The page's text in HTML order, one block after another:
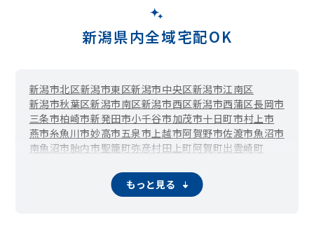
新潟県内全域宅配OK
新潟市北区新潟市東区新潟市中央区新潟市江南区
新潟市秋葉区新潟市南区新潟市西区新潟市西蒲区長岡市
三条市柏崎市新発田市小千谷市加茂市十日町市村上市
燕市糸魚川市妙高市五泉市 上越市阿賀野市佐渡市魚沼市
南魚沼市胎内市聖籠町弥彦村田上町阿賀町出雲崎町
もっと見る